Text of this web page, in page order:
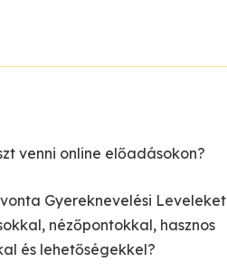
venni online előadásokon?
Gyereknevelési Leveleket
nézőpontokkal, hasznos
és lehetőségekkel?